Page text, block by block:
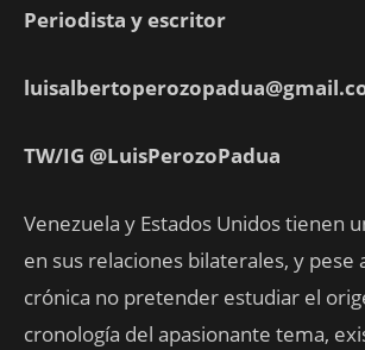
Periodista y escritor
TW/IG @LuisPerozoPadua
Venezuela y Estados Unidos tienen
en sus relaciones bilaterales, y pese
crónica no pretender estudiar el
cronología del apasionante tema,